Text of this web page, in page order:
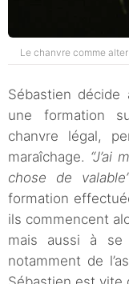
Le chanvre comme
Sébastien décide
une formation
chanvre légal,
maraîchage. “J’ai
chose de
formation
ils commencent
mais aussi à se
notamment de